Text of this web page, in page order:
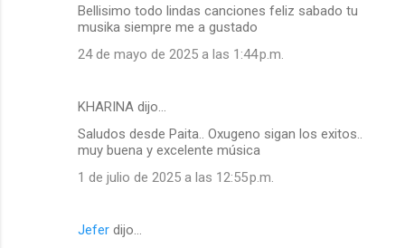
Bellisimo todo lindas canciones feliz sabado tu
musika siempre me a gustado
24 de mayo de 2025 a las 1:44 p.m.
KHARINA dijo…
Saludos desde Paita.. Oxugeno sigan los exitos..
muy buena y excelente música
1 de julio de 2025 a las 12:55 p.m.
Jefer dijo…